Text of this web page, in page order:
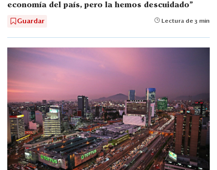
economía del país, pero la hemos descuidado”
Guardar Lectura de 3 min